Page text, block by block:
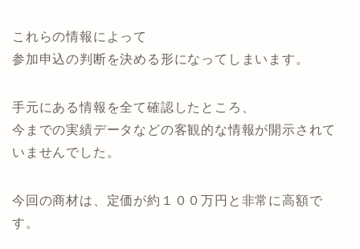
これらの情報によって
参加申込の判断を決める形になってしまいます。
手元にある情報を全て確認したところ、
今までの実績データなどの客観的な情報が開示されて
いませんでした。
今回の商材は、定価が約１００万円と非常に高額で
す。